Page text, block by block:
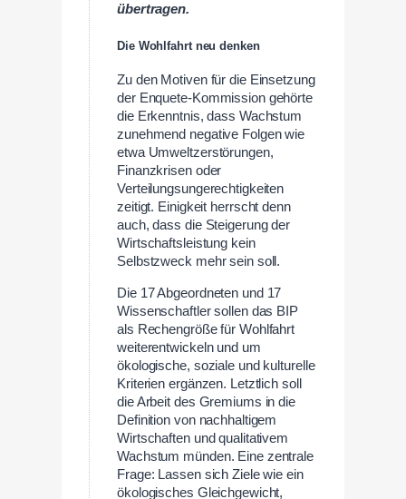
übertragen.
Die Wohlfahrt neu denken
Zu den Motiven für die Einsetzung
der Enquete-Kommission gehörte
die Erkenntnis, dass Wachstum
zunehmend negative Folgen wie
etwa Umweltzerstörungen,
Finanzkrisen oder
Verteilungsungerechtigkeiten
zeitigt. Einigkeit herrscht denn
auch, dass die Steigerung der
Wirtschaftsleistung kein
Selbstzweck mehr sein soll.
Die 17 Abgeordneten und 17
Wissenschaftler sollen das BIP
als Rechengröße für Wohlfahrt
weiterentwickeln und um
ökologische, soziale und kulturelle
Kriterien ergänzen. Letztlich soll
die Arbeit des Gremiums in die
Definition von nachhaltigem
Wirtschaften und qualitativem
Wachstum münden. Eine zentrale
Frage: Lassen sich Ziele wie ein
ökologisches Gleichgewicht,